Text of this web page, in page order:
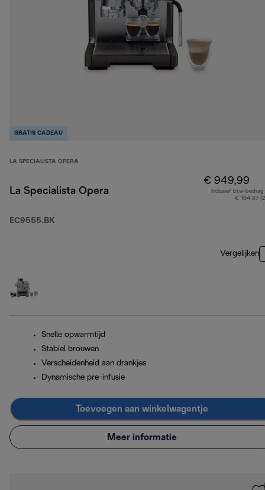
GRATIS CADEAU
LA SPECIALISTA OPERA
La Specialista Opera
EC9555.BK
€ 949,99
Inclusief btw-bedrag
€ 164,87
Vergelijken
Snelle opwarmtijd
Stabiel brouwen
Verscheidenheid aan drankjes
Dynamische pre-infusie
Toevoegen aan winkelwagentje
Meer informatie